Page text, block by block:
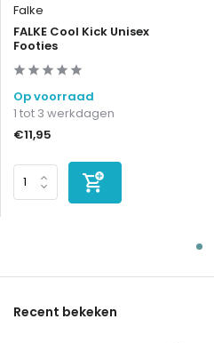
Falke
FALKE Cool Kick Unisex
Footies
Op voorraad
1 tot 3 werkdagen
€11,95
Recent bekeken